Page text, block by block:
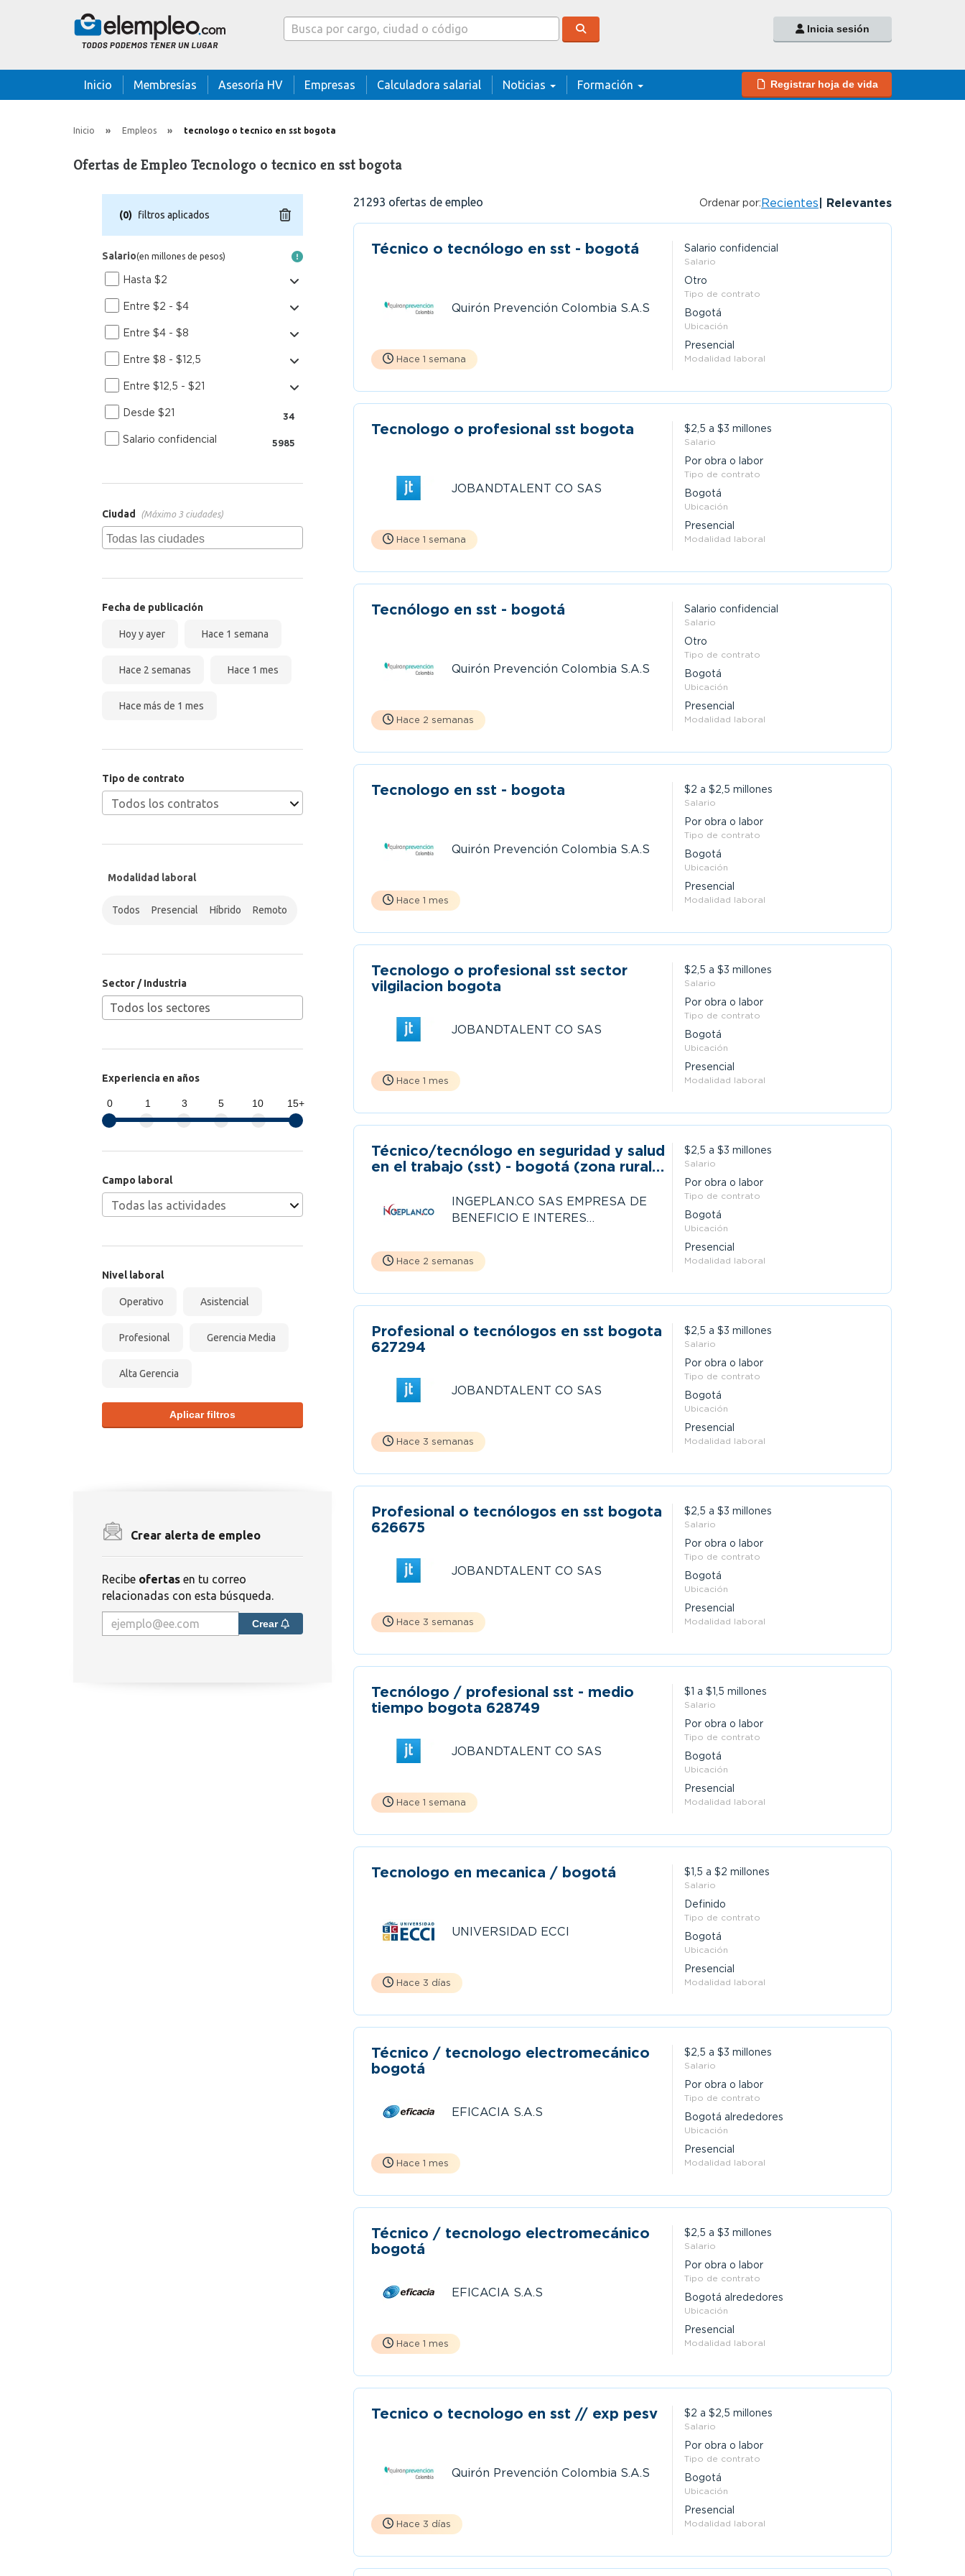
Caja buscador
Inicia sesión
Inicio Membresías Asesoría HV Empresas Calculadora salarial Noticias Formación Registrar hoja de vida
Inicio Empleos tecnologo o tecnico en sst bogota
Ofertas de Empleo Tecnologo o tecnico en sst bogota
21293 ofertas de empleo Ordenar por:Recientes Relevantes
Técnico o tecnólogo en sst - bogotá
Quirón Prevención Colombia S.A.S
Hace 1 semana
Salario confidencial
Salario
Otro
Tipo de contrato
Bogotá
Ubicación
Presencial
Modalidad laboral
Tecnologo o profesional sst bogota
JOBANDTALENT CO SAS
Hace 1 semana
$2,5 a $3 millones
Salario
Por obra o labor
Tipo de contrato
Bogotá
Ubicación
Presencial
Modalidad laboral
Tecnólogo en sst - bogotá
Quirón Prevención Colombia S.A.S
Hace 2 semanas
Salario confidencial
Salario
Otro
Tipo de contrato
Bogotá
Ubicación
Presencial
Modalidad laboral
Tecnologo en sst - bogota
Quirón Prevención Colombia S.A.S
Hace 1 mes
$2 a $2,5 millones
Salario
Por obra o labor
Tipo de contrato
Bogotá
Ubicación
Presencial
Modalidad laboral
Tecnologo o profesional sst sector
vilgilacion bogota
JOBANDTALENT CO SAS
Hace 1 mes
$2,5 a $3 millones
Salario
Por obra o labor
Tipo de contrato
Bogotá
Ubicación
Presencial
Modalidad laboral
Técnico/tecnólogo en seguridad y salud
en el trabajo (sst) - bogotá (zona rural
INGEPLAN.CO SAS EMPRESA DE
BENEFICIO E INTERES
Hace 2 semanas
$2,5 a $3 millones
Salario
Por obra o labor
Tipo de contrato
Bogotá
Ubicación
Presencial
Modalidad laboral
Profesional o tecnólogos en sst bogota
627294
JOBANDTALENT CO SAS
Hace 3 semanas
$2,5 a $3 millones
Salario
Por obra o labor
Tipo de contrato
Bogotá
Ubicación
Presencial
Modalidad laboral
Profesional o tecnólogos en sst bogota
626675
JOBANDTALENT CO SAS
Hace 3 semanas
$2,5 a $3 millones
Salario
Por obra o labor
Tipo de contrato
Bogotá
Ubicación
Presencial
Modalidad laboral
Tecnólogo / profesional sst - medio
tiempo bogota 628749
JOBANDTALENT CO SAS
Hace 1 semana
$1 a $1,5 millones
Salario
Por obra o labor
Tipo de contrato
Bogotá
Ubicación
Presencial
Modalidad laboral
Tecnologo en mecanica / bogotá
UNIVERSIDAD ECCI
Hace 3 días
$1,5 a $2 millones
Salario
Definido
Tipo de contrato
Bogotá
Ubicación
Presencial
Modalidad laboral
Técnico / tecnologo electromecánico
bogotá
EFICACIA S.A.S
Hace 1 mes
$2,5 a $3 millones
Salario
Por obra o labor
Tipo de contrato
Bogotá alrededores
Ubicación
Presencial
Modalidad laboral
Técnico / tecnologo electromecánico
bogotá
EFICACIA S.A.S
Hace 1 mes
$2,5 a $3 millones
Salario
Por obra o labor
Tipo de contrato
Bogotá alrededores
Ubicación
Presencial
Modalidad laboral
Tecnico o tecnologo en sst // exp pesv
Quirón Prevención Colombia S.A.S
Hace 3 días
$2 a $2,5 millones
Salario
Por obra o labor
Tipo de contrato
Bogotá
Ubicación
Presencial
Modalidad laboral
(0) filtros aplicados
Salario(en millones de pesos)
Hasta $2
Entre $2 - $4
Entre $4 - $8
Entre $8 - $12,5
Entre $12,5 - $21
Desde $21 34
Salario confidencial 5985
Ciudad (Máximo 3 ciudades)
Fecha de publicación
Hoy y ayer Hace 1 semana
Hace 2 semanas Hace 1 mes
Hace más de 1 mes
Tipo de contrato
Modalidad laboral
Todos Presencial Híbrido Remoto
Sector / Industria
Experiencia en años
0 1 3 5 10 15+
Campo laboral
Nivel laboral
Operativo Asistencial
Profesional Gerencia Media
Alta Gerencia
Aplicar filtros
Crear alerta de empleo
Recibe ofertas en tu correo
relacionadas con esta búsqueda.
Crear